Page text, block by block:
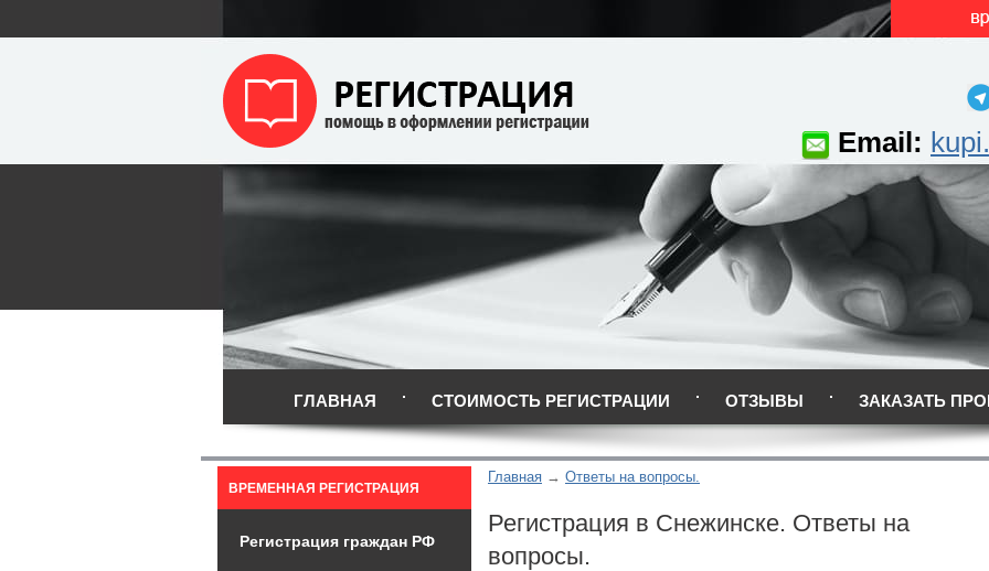
Email:
ГЛАВНАЯ СТОИМОСТЬ РЕГИСТРАЦИИ ОТЗЫВЫ ЗАКАЗАТЬ
Главная Ответы на вопросы.
Регистрация в Снежинске. Ответы на
вопросы.
ВРЕМЕННАЯ РЕГИСТРАЦИЯ
Регистрация граждан РФ